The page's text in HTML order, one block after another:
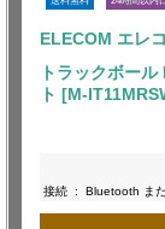
ELECOM エレ
トラックボー
ト [M-
接続 : Bluetooth ま